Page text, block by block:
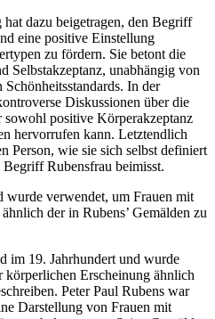
dazu beigetragen, den Begriff
eine positive Einstellung
zu fördern. Sie betont die
Selbstakzeptanz, unabhängig von
In der
Diskussionen über die
positive Körperakzeptanz
hervorrufen kann. Letztendlich
Person, wie sie sich selbst definiert
Rubensfrau beimisst.
wurde verwendet, um Frauen mit
der in Rubens’ Gemälden zu
im 19. Jahrhundert und wurde
körperlichen Erscheinung ähnlich
Peter Paul Rubens war
Darstellung von Frauen mit